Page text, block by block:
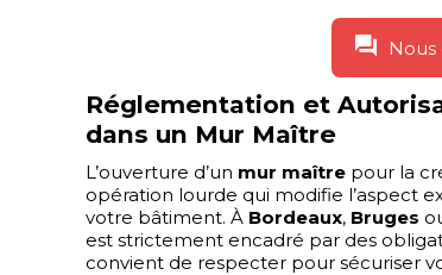
Réglementation et
dans un Mur Maître
L’ouverture d’un mur maître pour la
opération lourde qui modifie l’aspect
votre bâtiment. À Bordeaux, Bruges
est strictement encadré par des
convient de respecter pour sécuriser